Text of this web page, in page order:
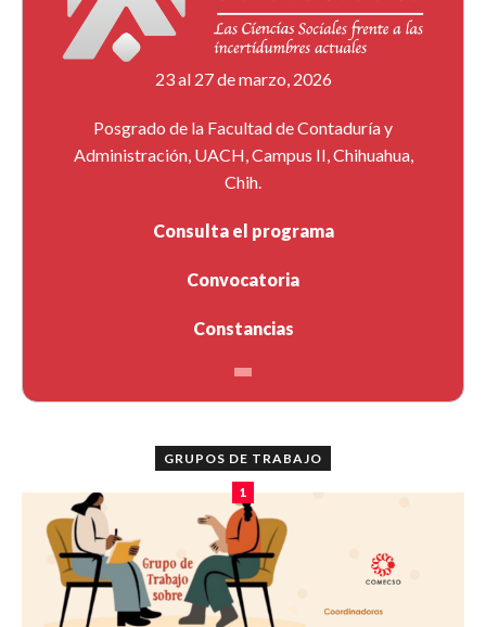
23 al 27 de marzo, 2026
Posgrado de la Facultad de Contaduría y
Administración, UACH, Campus II, Chihuahua,
Chih.
Consulta el programa
Convocatoria
Constancias
GRUPOS DE TRABAJO
1